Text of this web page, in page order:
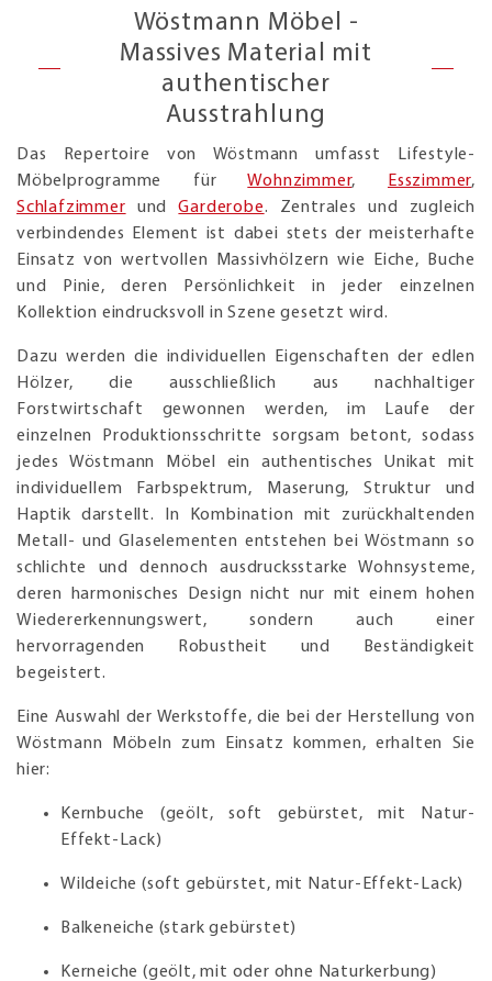
Wöstmann Möbel -
Massives Material mit
authentischer
Ausstrahlung
Das Repertoire von Wöstmann umfasst Lifestyle-
Möbelprogramme fürWohnzimmer, Esszimmer,
Schlafzimmer undGarderobe. Zentrales und zugleich
verbindendes Element ist dabei stets der meisterhafte
Einsatz von wertvollen Massivhölzern wie Eiche, Buche
und Pinie, deren Persönlichkeit in jeder einzelnen
Kollektion eindrucksvoll in Szene gesetzt wird.
Dazu werden die individuellen Eigenschaften der edlen
Hölzer, die ausschließlich aus nachhaltiger
Forstwirtschaft gewonnen werden, im Laufe der
einzelnen Produktionsschritte sorgsam betont, sodass
jedes Wöstmann Möbel ein authentisches Unikat mit
individuellem Farbspektrum, Maserung, Struktur und
Haptik darstellt. In Kombination mit zurückhaltenden
Metall- und Glaselementen entstehen bei Wöstmann so
schlichte und dennoch ausdrucksstarke Wohnsysteme,
deren harmonisches Design nicht nur mit einem hohen
Wiedererkennungswert, sondern auch einer
hervorragenden Robustheit und Beständigkeit
begeistert.
Eine Auswahl der Werkstoffe, die bei der Herstellung von
Wöstmann Möbeln zum Einsatz kommen, erhalten Sie
hier:
Kernbuche (geölt, soft gebürstet, mit Natur-
Effekt-Lack)
Wildeiche (soft gebürstet, mit Natur-Effekt-Lack)
Balkeneiche (stark gebürstet)
Kerneiche (geölt, mit oder ohne Naturkerbung)